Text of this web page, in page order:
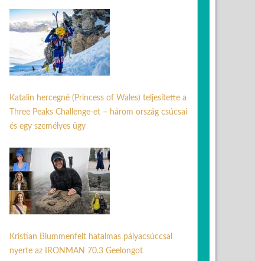
Katalin hercegné (Princess of Wales) teljesítette a
Three Peaks Challenge-et – három ország csúcsai
és egy személyes ügy
Kristian Blummenfelt hatalmas pályacsúccsal
nyerte az IRONMAN 70.3 Geelongot